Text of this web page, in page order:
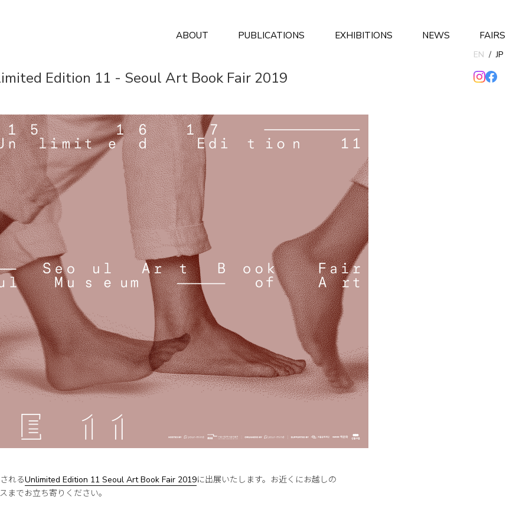
ABOUT PUBLICATIONS EXHIBITIONS NEWS FAIRS
EN / JP
Edition 11 - Seoul Art Book Fair 2019
れるUnlimited Edition 11 Seoul Art Book Fair 2019に出展いたします。お近くにお越しの
までお立ち寄りください。